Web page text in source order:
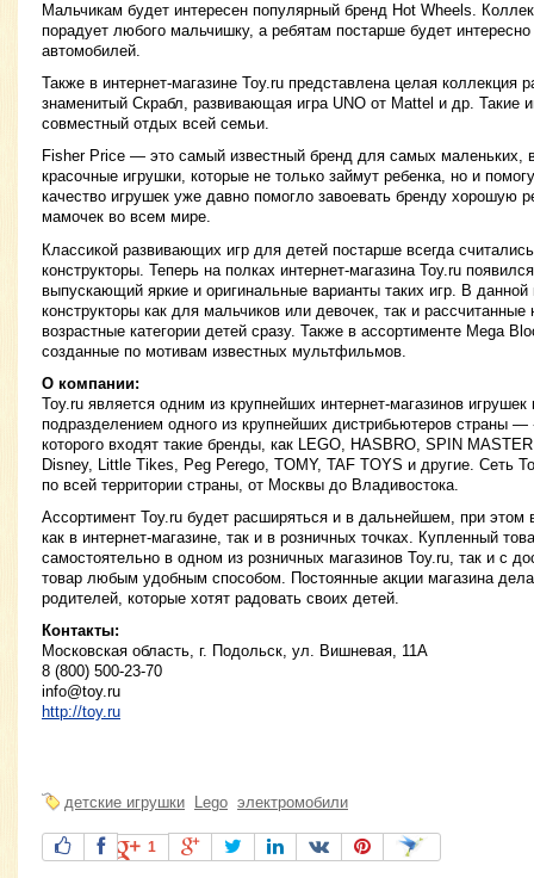
Мальчикам будет интересен популярный бренд Hot Wheels.
порадует любого мальчишку, а ребятам постарше будет
автомобилей.
Также в интернет-магазине Toy.ru представлена целая коллекция
знаменитый Скрабл, развивающая игра UNO от Mattel и др. Такие
совместный отдых всей семьи.
Fisher Price — это самый известный бренд для самых маленьких,
красочные игрушки, которые не только займут ребенка, но и
качество игрушек уже давно помогло завоевать бренду хорошую
мамочек во всем мире.
Классикой развивающих игр для детей постарше всегда
конструкторы. Теперь на полках интернет-магазина Toy.ru
выпускающий яркие и оригинальные варианты таких игр. В
конструкторы как для мальчиков или девочек, так и
возрастные категории детей сразу. Также в ассортименте Mega
созданные по мотивам известных мультфильмов.
О компании:
Toy.ru является одним из крупнейших интернет-магазинов
подразделением одного из крупнейших дистрибьютеров страны
которого входят такие бренды, как LEGO, HASBRO, SPIN
Disney, Little Tikes, Peg Perego, TOMY, TAF TOYS и другие. Сеть
по всей территории страны, от Москвы до Владивостока.
Ассортимент Toy.ru будет расширяться и в дальнейшем, при этом
как в интернет-магазине, так и в розничных точках. Купленный
самостоятельно в одном из розничных магазинов Toy.ru, так и с
товар любым удобным способом. Постоянные акции магазина
родителей, которые хотят радовать своих детей.
Контакты:
Московская область, г. Подольск, ул. Вишневая, 11А
8 (800) 500-23-70
info@toy.ru
http://toy.ru
детские игрушки Lego электромобили
1